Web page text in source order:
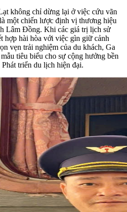
không chỉ dừng lại ở việc cứu vãn
một chiến lược định vị thương hiệu
Lâm Đồng. Khi các giá trị lịch sử
hợp hài hòa với việc gìn giữ cảnh
vẹn trải nghiệm của du khách, Ga
tiêu biểu cho sự cộng hưởng bền
triển du lịch hiện đại.